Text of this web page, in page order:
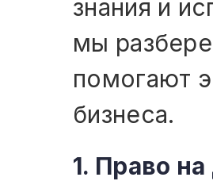
знания и
мы
помогают
бизнеса.
1. Право